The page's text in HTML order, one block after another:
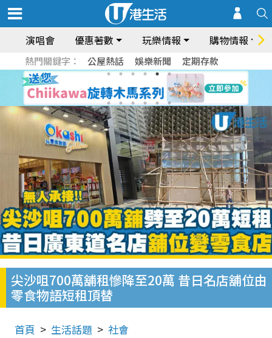
演唱會 優惠著數 玩樂情報 購物情報
熱門關鍵字： 公屋熱話 娛樂新聞 定期存款
尖沙咀700萬舖租慘降至20萬 昔日名店舖位由
零食物語短租頂替
首頁 生活話題 社會